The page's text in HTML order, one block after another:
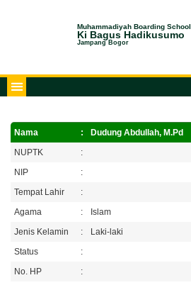
Muhammadiyah Boarding School
Ki Bagus Hadikusumo
Jampang Bogor
Nama :
Dudung Abdullah, M.Pd
NUPTK
:
NIP
:
Tempat Lahir
:
Agama
:
Islam
Jenis Kelamin
:
Laki-laki
Status
:
No. HP
: